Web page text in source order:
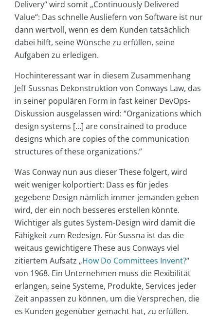
Delivery“ wird somit „Continuously Delivered
Value“: Das schnelle Ausliefern von Software ist nur
dann wertvoll, wenn es dem Kunden tatsächlich
dabei hilft, seine Wünsche zu erfüllen, seine
Aufgaben zu erledigen.
Hochinteressant war in diesem Zusammenhang
Jeff Sussnas Dekonstruktion von Conways Law, das
in seiner populären Form in fast keiner DevOps-
Diskussion ausgelassen wird: “Organizations which
design systems […] are constrained to produce
designs which are copies of the communication
structures of these organizations.”
Was Conway nun aus dieser These folgert, wird
weit weniger kolportiert: Dass es für jedes
gegebene Design nämlich immer jemanden geben
wird, der ein noch besseres erstellen könnte.
Wichtiger als gutes System-Design wird damit die
Fähigkeit zum Redesign. Für Sussna ist das die
weitaus gewichtigere These aus Conways viel
zitiertem Aufsatz „How Do Committees Invent?“
von 1968. Ein Unternehmen muss die Flexibilität
erlangen, seine Systeme, Produkte, Services jeder
Zeit anpassen zu können, um die Versprechen, die
es Kunden gegenüber gemacht hat, zu erfüllen.